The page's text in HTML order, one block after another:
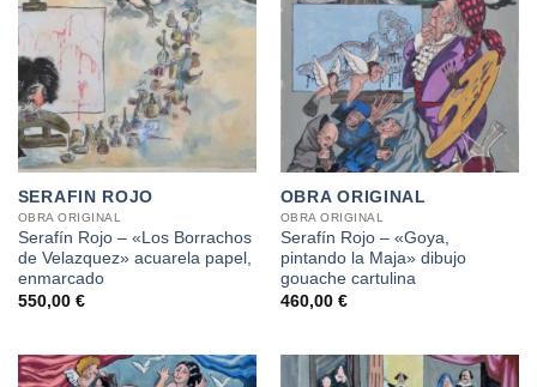
SERAFIN ROJO
OBRA ORIGINAL
Serafín Rojo – «Los Borrachos
de Velazquez» acuarela papel,
enmarcado
550,00 €
OBRA ORIGINAL
OBRA ORIGINAL
Serafín Rojo – «Goya,
pintando la Maja» dibujo
gouache cartulina
460,00 €